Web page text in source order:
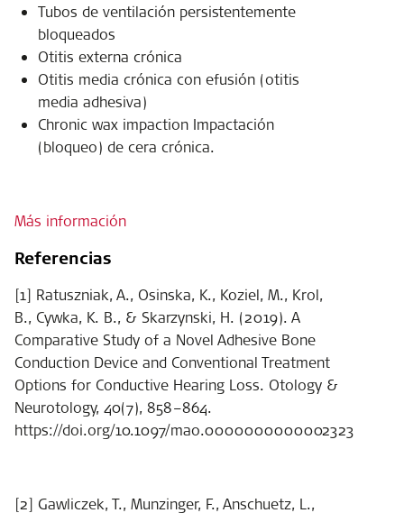
Tubos de ventilación persistentemente
bloqueados
Otitis externa crónica
Otitis media crónica con efusión (otitis
media adhesiva)
Chronic wax impaction Impactación
(bloqueo) de cera crónica.
Más información
Referencias
[1] Ratuszniak, A., Osinska, K., Koziel, M., Krol,
B., Cywka, K. B., & Skarzynski, H. (2019). A
Comparative Study of a Novel Adhesive Bone
Conduction Device and Conventional Treatment
Options for Conductive Hearing Loss. Otology &
Neurotology, 40(7), 858–864.
https://doi.org/10.1097/mao.0000000000002323
[2] Gawliczek, T., Munzinger, F., Anschuetz, L.,